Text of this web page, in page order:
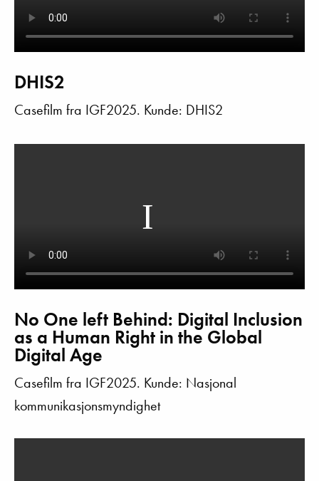
DHIS2
Casefilm fra IGF2025. Kunde: DHIS2
No One left Behind: Digital Inclusion
as a Human Right in the Global
Digital Age
Casefilm fra IGF2025. Kunde: Nasjonal
kommunikasjonsmyndighet